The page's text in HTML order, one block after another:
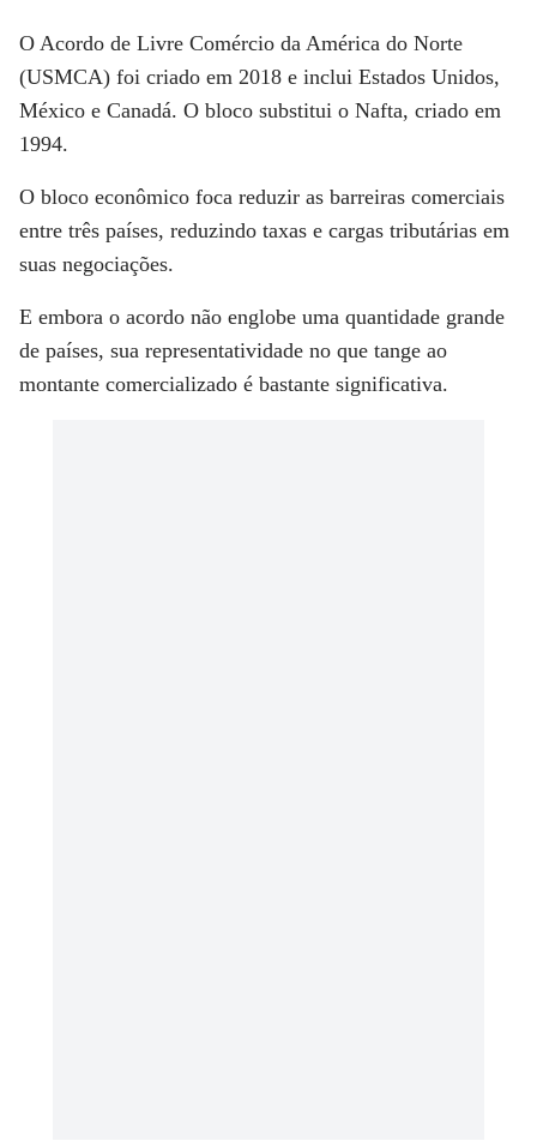
O Acordo de Livre Comércio da América do Norte
(USMCA) foi criado em 2018 e inclui Estados Unidos,
México e Canadá. O bloco substitui o Nafta, criado em
1994.
O bloco econômico foca reduzir as barreiras comerciais
entre três países, reduzindo taxas e cargas tributárias em
suas negociações.
E embora o acordo não englobe uma quantidade grande
de países, sua representatividade no que tange ao
montante comercializado é bastante significativa.